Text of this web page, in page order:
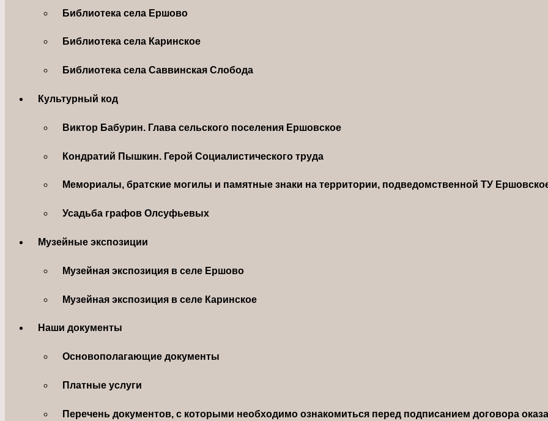
Библиотека села Ершово
Библиотека села Каринское
Библиотека села Саввинская Слобода
Культурный код
Виктор Бабурин. Глава сельского поселения Ершовское
Кондратий Пышкин. Герой Социалистического труда
Мемориалы, братские могилы и памятные знаки на территории, подведомственной ТУ
Усадьба графов Олсуфьевых
Музейные экспозиции
Музейная экспозиция в селе Ершово
Музейная экспозиция в селе Каринское
Наши документы
Основополагающие документы
Платные услуги
Перечень документов, с которыми необходимо ознакомиться перед подписанием договора